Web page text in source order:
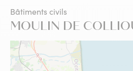
Bâtiments civils
MOULIN DE